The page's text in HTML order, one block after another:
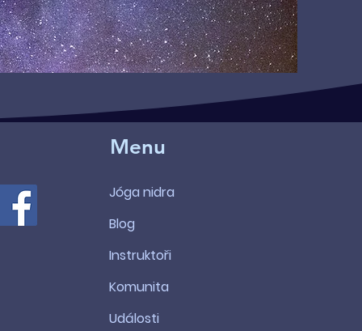
Menu
Jóga nidra
Blog
Instruktoři
Komunita
Události